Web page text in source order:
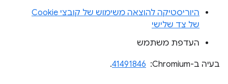
היוריסטיקה להוצאה משימוש של קובצי Cookie
של צד שלישי
העדפת משתמש
בעיה ב-Chromium: ‏ 41491846
.